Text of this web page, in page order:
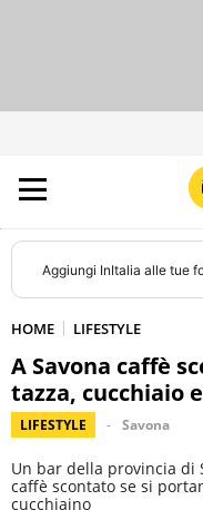
Aggiungi InItalia alle tue
HOME LIFESTYLE
A Savona caffè
tazza, cucchiaio
LIFESTYLE Savona
Un bar della provincia di
caffè scontato se si
cucchiaino